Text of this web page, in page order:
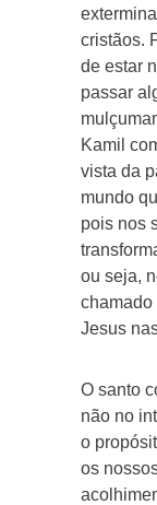
cristãos.
de estar
passar
Kamil
vista da
mundo
pois nos
ou seja,
chamado
Jesus
O santo
não no
o
os